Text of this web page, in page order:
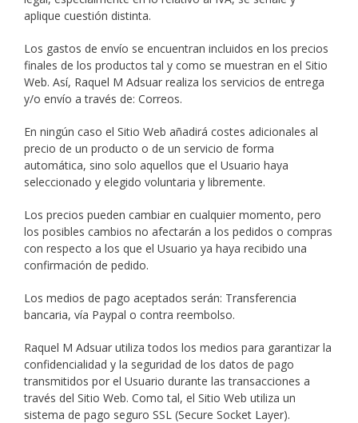
aplique cuestión distinta.
Los gastos de envío se encuentran incluidos en los precios
finales de los productos tal y como se muestran en el Sitio
Web. Así, Raquel M Adsuar realiza los servicios de entrega
y/o envío a través de: Correos.
En ningún caso el Sitio Web añadirá costes adicionales al
precio de un producto o de un servicio de forma
automática, sino solo aquellos que el Usuario haya
seleccionado y elegido voluntaria y libremente.
Los precios pueden cambiar en cualquier momento, pero
los posibles cambios no afectarán a los pedidos o compras
con respecto a los que el Usuario ya haya recibido una
confirmación de pedido.
Los medios de pago aceptados serán: Transferencia
bancaria, vía Paypal o contra reembolso.
Raquel M Adsuar utiliza todos los medios para garantizar la
confidencialidad y la seguridad de los datos de pago
transmitidos por el Usuario durante las transacciones a
través del Sitio Web. Como tal, el Sitio Web utiliza un
sistema de pago seguro SSL (Secure Socket Layer).